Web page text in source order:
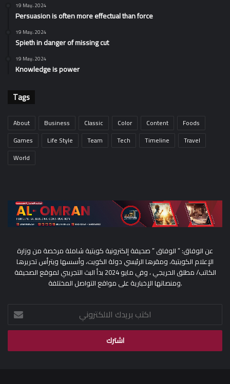
19 May، 2024
Persuasion is often more effectual than force
19 May، 2024
Spieth in danger of missing cut
19 May، 2024
Knowledge is power
Tags
About Business Classic Color Content
Foods
Games
Life Style Team Tech Timeline
Travel
World
عن الوفاق: ” الوفاق ” صحيفة إلكترونية كويتية شاملة مرخصة من وزارة
الإعلام الكويتية، ومقرها الرئيسي دولة الكويت، وأسسها ويترأس تحريرها
الكاتب/ مطلق الحريجي ، وفي مايو 2024 بدأ البث التجريبي لموقع الصحيفة
ومنصاتها الإخبارية على مواقع التواصل المختلفة.
اكتب
بريدك
الالكتروني